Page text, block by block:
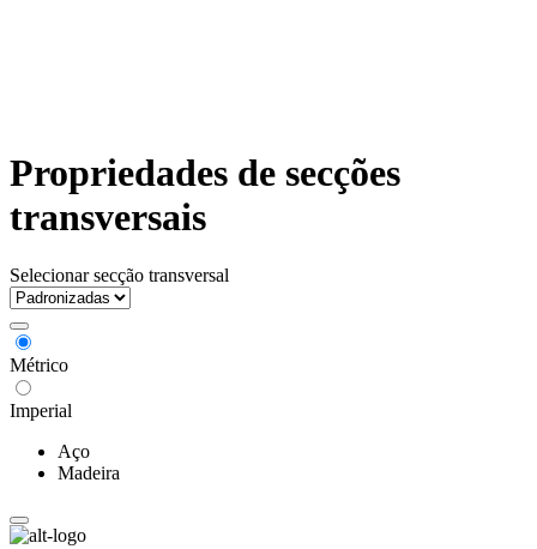
Propriedades de secções
transversais
Selecionar secção transversal
Métrico
Imperial
Aço
Madeira